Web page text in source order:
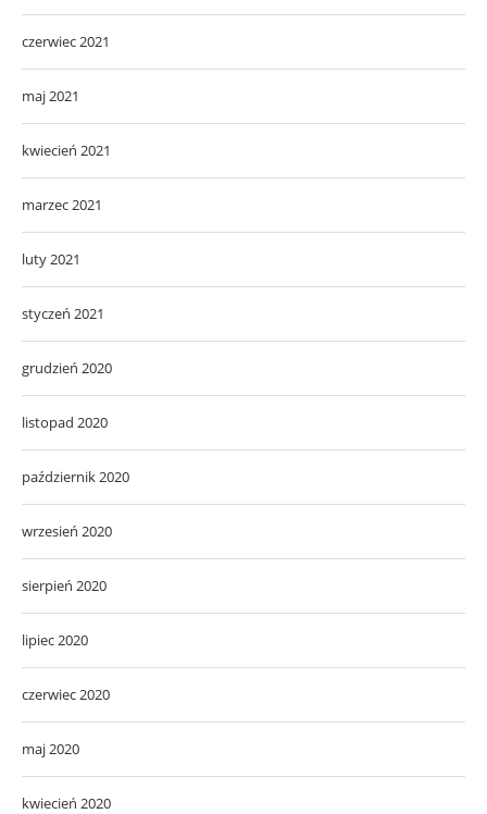
czerwiec 2021
maj 2021
kwiecień 2021
marzec 2021
luty 2021
styczeń 2021
grudzień 2020
listopad 2020
październik 2020
wrzesień 2020
sierpień 2020
lipiec 2020
czerwiec 2020
maj 2020
kwiecień 2020